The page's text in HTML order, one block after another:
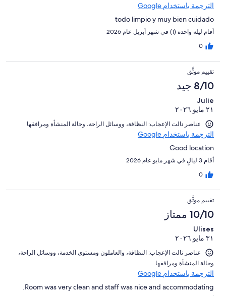
الترجمة باستخدام Google
todo limpio y muy bien cuidado
أقام ليلة واحدة (1) في شهر أبريل عام 2026
0
تقييم موثَّق
8/10 جيد
Julie
٢١ مايو ٢٠٢٦
عناصر نالت الإعجاب: ⁦النظافة⁩، و⁦وسائل الراحة⁩، و⁦حالة المنشأة ومرافقها⁩
الترجمة باستخدام Google
Good location
أقام 3 ليالٍ في شهر مايو عام 2026
0
تقييم موثَّق
10/10 ممتاز
Ulises
٣١ مايو ٢٠٢٦
عناصر نالت الإعجاب: ⁦النظافة⁩، و⁦العاملون ومستوى الخدمة⁩، و⁦وسائل الراحة⁩،
و⁦حالة المنشأة ومرافقها⁩
الترجمة باستخدام Google
Room was very clean and staff was nice and accommodating.